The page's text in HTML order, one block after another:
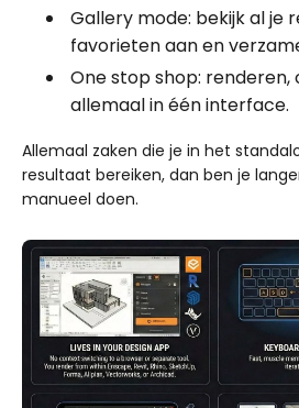
Gallery mode: bekijk al je
favorieten aan en
One stop shop: renderen,
allemaal in één interface.
Allemaal zaken die je in het
resultaat bereiken, dan ben je
manueel doen.